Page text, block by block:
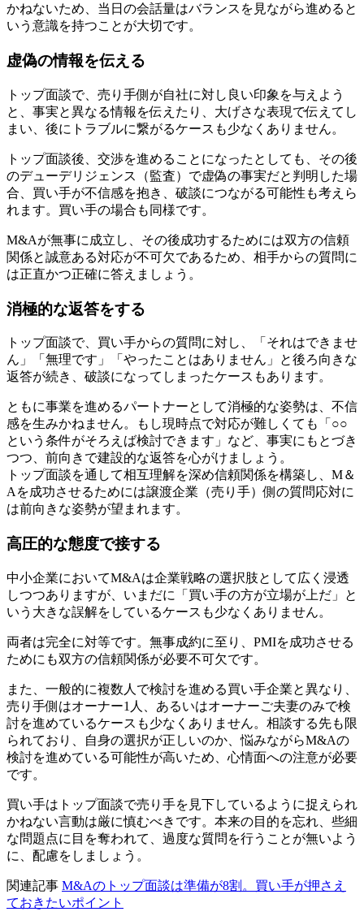
かねないため、当日の会話量はバランスを見ながら進めると
いう意識を持つことが大切です。
虚偽の情報を伝える
トップ面談で、売り手側が自社に対し良い印象を与えよう
と、事実と異なる情報を伝えたり、大げさな表現で伝えてし
まい、後にトラブルに繋がるケースも少なくありません。
トップ面談後、交渉を進めることになったとしても、その後
のデューデリジェンス（監査）で虚偽の事実だと判明した場
合、買い手が不信感を抱き、破談につながる可能性も考えら
れます。買い手の場合も同様です。
M&Aが無事に成立し、その後成功するためには双方の信頼
関係と誠意ある対応が不可欠であるため、相手からの質問に
は正直かつ正確に答えましょう。
消極的な返答をする
トップ面談で、買い手からの質問に対し、「それはできませ
ん」「無理です」「やったことはありません」と後ろ向きな
返答が続き、破談になってしまったケースもあります。
ともに事業を進めるパートナーとして消極的な姿勢は、不信
感を生みかねません。もし現時点で対応が難しくても「○○
という条件がそろえば検討できます」など、事実にもとづき
つつ、前向きで建設的な返答を心がけましょう。
トップ面談を通して相互理解を深め信頼関係を構築し、M＆
Aを成功させるためには譲渡企業（売り手）側の質問応対に
は前向きな姿勢が望まれます。
高圧的な態度で接する
中小企業においてM&Aは企業戦略の選択肢として広く浸透
しつつありますが、いまだに「買い手の方が立場が上だ」と
いう大きな誤解をしているケースも少なくありません。
両者は完全に対等です。無事成約に至り、PMIを成功させる
ためにも双方の信頼関係が必要不可欠です。
また、一般的に複数人で検討を進める買い手企業と異なり、
売り手側はオーナー1人、あるいはオーナーご夫妻のみで検
討を進めているケースも少なくありません。相談する先も限
られており、自身の選択が正しいのか、悩みながらM&Aの
検討を進めている可能性が高いため、心情面への注意が必要
です。
買い手はトップ面談で売り手を見下しているように捉えられ
かねない言動は厳に慎むべきです。本来の目的を忘れ、些細
な問題点に目を奪われて、過度な質問を行うことが無いよう
に、配慮をしましょう。
関連記事 M&Aのトップ面談は準備が8割。買い手が押さえ
ておきたいポイント